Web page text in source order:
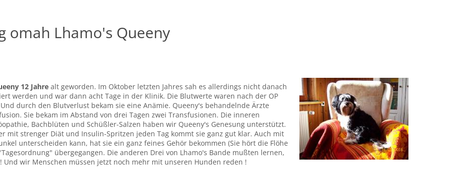
omah Lhamo's Queeny
12 Jahre alt geworden. Im Oktober letzten Jahres sah es allerdings nicht danach
werden und war dann acht Tage in der Klinik. Die Blutwerte waren nach der OP
durch den Blutverlust bekam sie eine Anämie. Queeny's behandelnde Ärzte
Sie bekam im Abstand von drei Tagen zwei Transfusionen. Die inneren
Bachblüten und Schüßler-Salzen haben wir Queeny's Genesung unterstützt.
mit strenger Diät und Insulin-Spritzen jeden Tag kommt sie ganz gut klar. Auch mit
unterscheiden kann, hat sie ein ganz feines Gehör bekommen (Sie hört die Flöhe
übergegangen. Die anderen Drei von Lhamo's Bande mußten lernen,
wir Menschen müssen jetzt noch mehr mit unseren Hunden reden !